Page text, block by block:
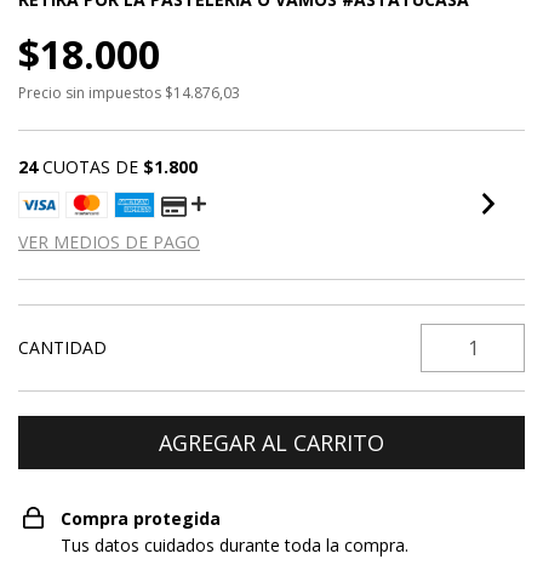
$18.000
Precio sin impuestos $14.876,03
24 CUOTAS DE $1.800
VER MEDIOS DE PAGO
CANTIDAD
Compra protegida
Tus datos cuidados durante toda la compra.